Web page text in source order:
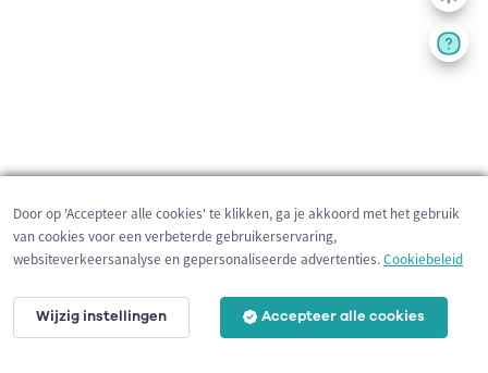
200 m
Door op 'Accepteer alle cookies' te klikken, ga je akkoord met het gebruik
van cookies voor een verbeterde gebruikerservaring,
websiteverkeersanalyse en gepersonaliseerde advertenties.Cookiebeleid
Wijzig instellingen Accepteer alle cookies